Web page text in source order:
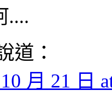
....
道：
月 21 日